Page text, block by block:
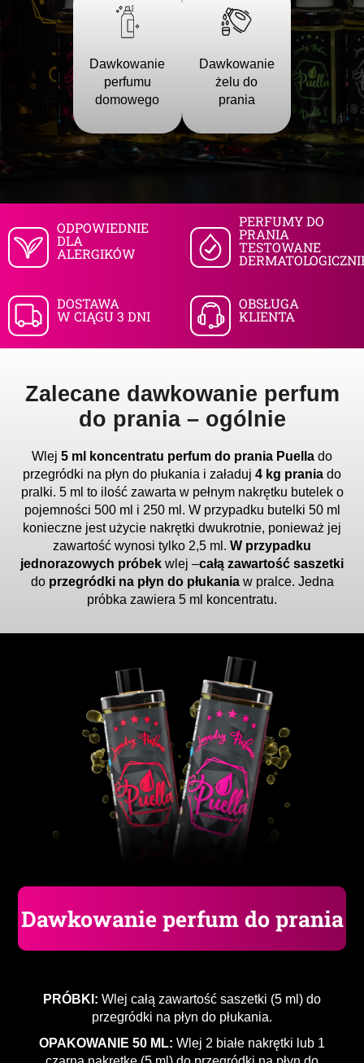
Dawkowanie
perfumu
domowego
Dawkowanie
żelu do
prania
ODPOWIEDNIE
DLA
ALERGIKÓW
PERFUMY DO
PRANIA
TESTOWANE
DOSTAWA
W CIĄGU 3 DNI
OBSŁUGA
KLIENTA
Zalecane dawkowanie perfum
do prania –ogólnie
Wlej 5 ml koncentratu perfum do prania Puella do
przegródki na płyn do płukania i załaduj 4 kg prania do
pralki. 5 ml to ilość zawarta w pełnym nakrętku butelek o
pojemności 500 ml i 250 ml. W przypadku butelki 50 ml
konieczne jest użycie nakrętki dwukrotnie, ponieważ jej
zawartość wynosi tylko 2,5 ml. W przypadku
jednorazowych próbek wlej –całą zawartość saszetki
do przegródki na płyn do płukaniaw pralce. Jedna
próbka zawiera 5 ml koncentratu.
Dawkowanie perfum do prania
PRÓBKI: Wlej całą zawartość saszetki (5 ml) do
przegródki na płyn do płukania.
OPAKOWANIE 50 ML: Wlej 2 białe nakrętki lub 1
SZUKAJ
c
a
m
y